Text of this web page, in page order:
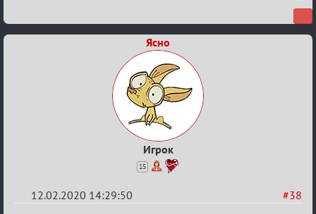
Ясно
Игрок
15
#38
12.02.2020 14:29:50